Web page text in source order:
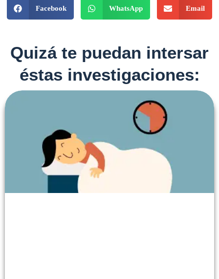
Facebook WhatsApp Email
Quizá te puedan intersar
éstas investigaciones: